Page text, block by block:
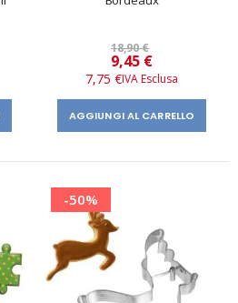
18,90 €
Prezzo
speciale
9,45 €
7,75 €
AGGIUNGI AL CARRELLO
-50%